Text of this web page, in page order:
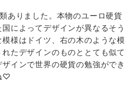
ありました。本物のユーロ硬貨
によってデザインが異なるそう
様はドイツ、右の木のような模
たデザインのものととても似て
インで世界の硬貨の勉強ができ
♡